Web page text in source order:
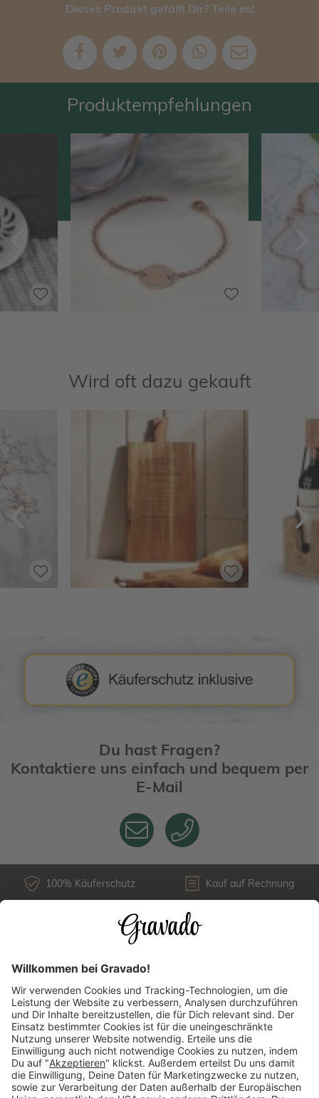
Dieses Produkt gefällt Dir? Teile es!
Produktempfehlungen
Zurück
Wird oft dazu gekauft
Zurück
Du hast Fragen?
Kontaktiere uns einfach und bequem per
E-Mail
100% Käuferschutz Kauf auf Rechnung
Über uns
Versandarten
Länderauswahl
Zahlungsarten